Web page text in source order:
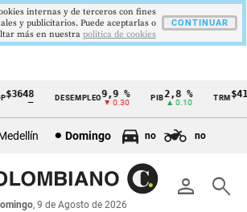
DESEMPLEO 9,9 %
▼ 0.30
PIB2,8 %
▲ 0.10
TRM
Domingo no no
person search
, 9 de Agosto de 2026
internas y de terceros con fines
y publicitarios. Puede aceptarlas o
más en nuestra politica de cookies
CONTINUAR